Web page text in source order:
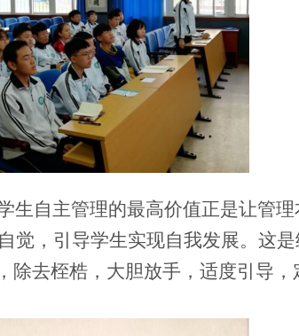
自主管理的最高价值正是让管理
觉，引导学生实现自我发展。这
除去桎梏，大胆放手，适度引导